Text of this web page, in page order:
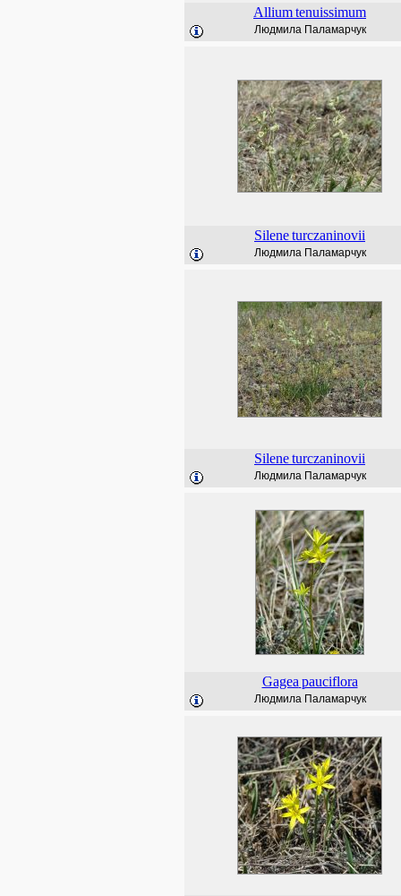
Alliumtenuissimum
Людмила Паламарчук
Sileneturczaninovii
Людмила Паламарчук
Sileneturczaninovii
Людмила Паламарчук
Gagea pauciflora
Людмила Паламарчук